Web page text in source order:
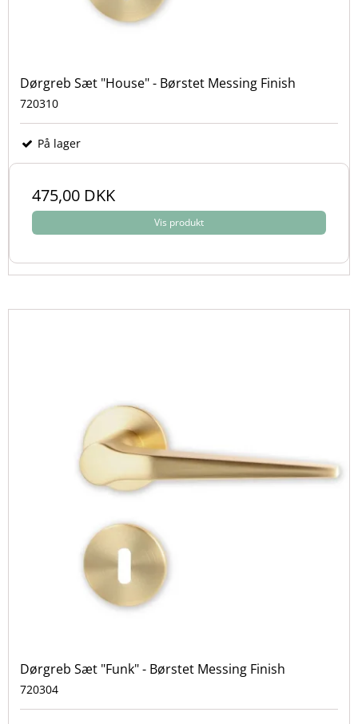
Dørgreb Sæt "House" - Børstet Messing Finish
720310
På lager
475,00 DKK
Vis produkt
Dørgreb Sæt "Funk" - Børstet Messing Finish
720304